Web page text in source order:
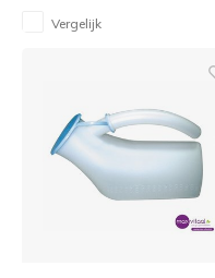
Vergelijk